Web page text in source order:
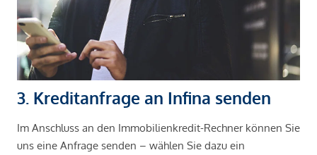
3. Kreditanfrage an Infina senden
Im Anschluss an den Immobilienkredit-Rechner können Sie
uns eine Anfrage senden – wählen Sie dazu ein